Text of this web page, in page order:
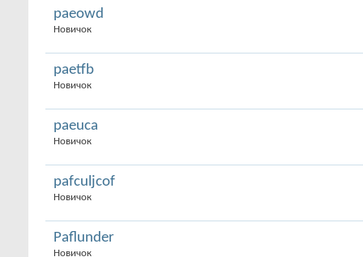
paeowd
Новичок
paetfb
Новичок
paeuca
Новичок
pafculjcof
Новичок
Paflunder
Новичок